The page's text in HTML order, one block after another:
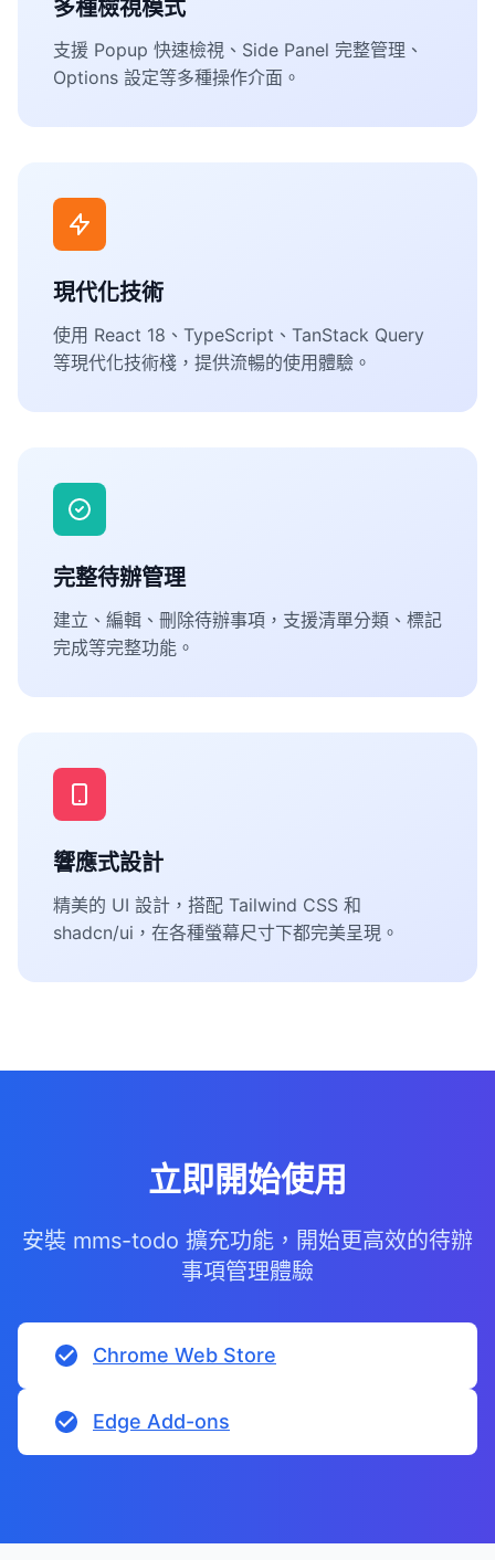
多種檢視模式
支援 Popup 快速檢視、Side Panel 完整管理、
Options 設定等多種操作介面。
現代化技術
使用 React 18、TypeScript、TanStack Query
等現代化技術棧，提供流暢的使用體驗。
完整待辦管理
建立、編輯、刪除待辦事項，支援清單分類、標記
完成等完整功能。
響應式設計
精美的 UI 設計，搭配 Tailwind CSS 和
shadcn/ui，在各種螢幕尺寸下都完美呈現。
立即開始使用
安裝 mms-todo 擴充功能，開始更高效的待辦
事項管理體驗
Chrome Web Store
Edge Add-ons